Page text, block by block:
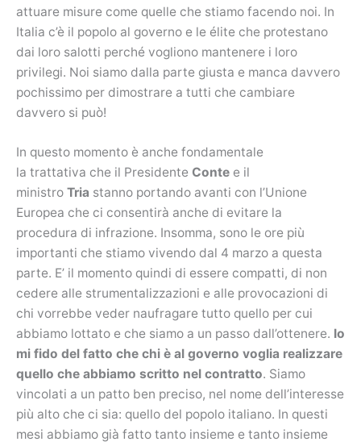
attuare misure come quelle che stiamo facendo noi. In
Italia c’è il popolo al governo e le élite che protestano
dai loro salotti perché vogliono mantenere i loro
privilegi. Noi siamo dalla parte giusta e manca davvero
pochissimo per dimostrare a tutti che cambiare
davvero si può!
In questo momento è anche fondamentale
la trattativa che il Presidente Conte e il
ministro Tria stanno portando avanti con l’Unione
Europea che ci consentirà anche di evitare la
procedura di infrazione. Insomma, sono le ore più
importanti che stiamo vivendo dal 4 marzo a questa
parte. E’ il momento quindi di essere compatti, di non
cedere alle strumentalizzazioni e alle provocazioni di
chi vorrebbe veder naufragare tutto quello per cui
abbiamo lottato e che siamo a un passo dall’ottenere. Io
mi fido del fatto che chi è al governo voglia realizzare
quello che abbiamo scritto nel contratto. Siamo
vincolati a un patto ben preciso, nel nome dell’interesse
più alto che ci sia: quello del popolo italiano. In questi
mesi abbiamo già fatto tanto insieme e tanto insieme